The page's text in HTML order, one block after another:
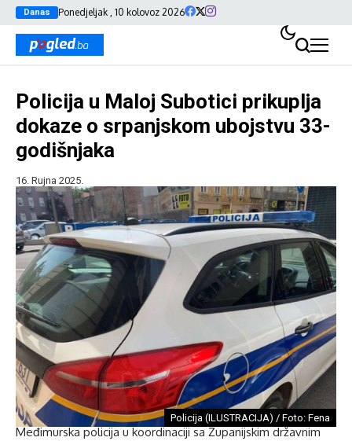
Danas Ponedjeljak , 10 kolovoz 2026
Policija u Maloj Subotici prikuplja
dokaze o srpanjskom ubojstvu 33-
godišnjaka
16. Rujna 2025.
Policija (ILUSTRACIJA) / Foto: Fena
Međimurska policija u koordinaciji sa Županijskim državnim